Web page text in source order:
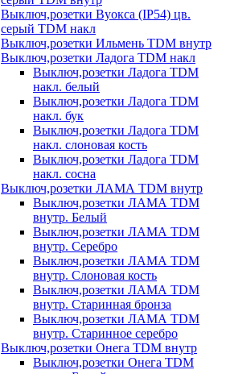
Выключ,розетки Вуокса (IP54) цв.
серый TDM накл
Выключ,розетки Ильмень TDM внутр
Выключ,розетки Ладога TDM накл
Выключ,розетки Ладога TDM
накл. белый
Выключ,розетки Ладога TDM
накл. бук
Выключ,розетки Ладога TDM
накл. слоновая кость
Выключ,розетки Ладога TDM
накл. сосна
Выключ,розетки ЛАМА TDM внутр
Выключ,розетки ЛАМА TDM
внутр. Белый
Выключ,розетки ЛАМА TDM
внутр. Серебро
Выключ,розетки ЛАМА TDM
внутр. Слоновая кость
Выключ,розетки ЛАМА TDM
внутр. Старинная бронза
Выключ,розетки ЛАМА TDM
внутр. Старинное серебро
Выключ,розетки Онега TDM внутр
Выключ,розетки Онега TDM